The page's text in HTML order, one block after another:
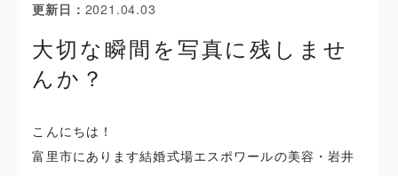
更新日
2021.04.03
大切な瞬間を写真に残しませ
んか？
こんにちは！
富里市にあります結婚式場エスポワールの美容・岩井